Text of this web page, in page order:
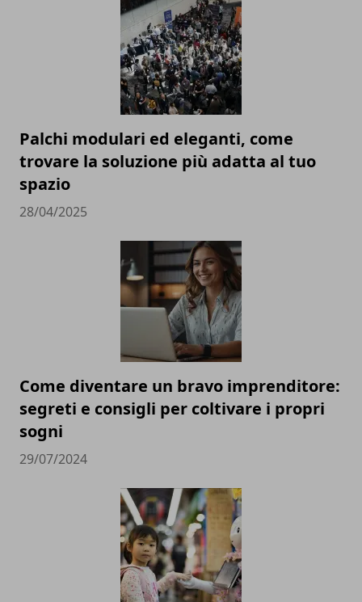
Palchi modulari ed eleganti, come
trovare la soluzione più adatta al tuo
spazio
28/04/2025
Come diventare un bravo imprenditore:
segreti e consigli per coltivare i propri
sogni
29/07/2024